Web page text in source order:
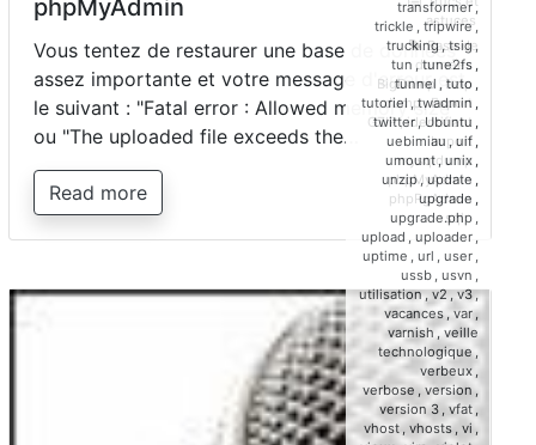
phpMyAdmin
Vous tentez de restaurer une base de données
assez importante et votre message d'erreur est
le suivant : "Fatal error : Allowed memory size"
ou "The uploaded file exceeds the…
Read more
astuces
Base de
données
BigDump
bzip
dump,Export
GZIP,identifiant
Import
mysqldump
phpMyAdmin
phpPgAdmin
sql
transformer,
trickle , tripwire,
trucking,tsig,
tun ,tune2fs ,
tunnel , tuto ,
tutoriel,twadmin ,
twitter,Ubuntu ,
uebimiau,uif ,
umount,unix ,
unzip,update ,
upgrade ,
upgrade.php ,
upload , uploader ,
uptime , url , user ,
ussb , usvn ,
utilisation,v2,v3,
vacances , var,
varnish , veille
technologique ,
verbeux ,
verbose ,version,
version 3 , vfat ,
vhost , vhosts , vi ,